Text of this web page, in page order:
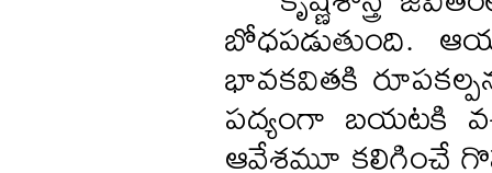
బోధపడుతుంది.
భావకవితకి
పద్యంగా బయటకి
ఆవేశమూ కలిగించే